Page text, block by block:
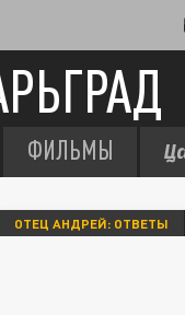
ФИЛЬМЫ
ОТЕЦ АНДРЕЙ: ОТВЕТЫ